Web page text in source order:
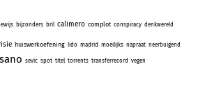
bijzonders bril calimero complot conspiracy denkwereld
huiswerkoefening lido madrid moeilijks napraat neerbuigend
sano sevic spot titel torrents transferrecord vegen